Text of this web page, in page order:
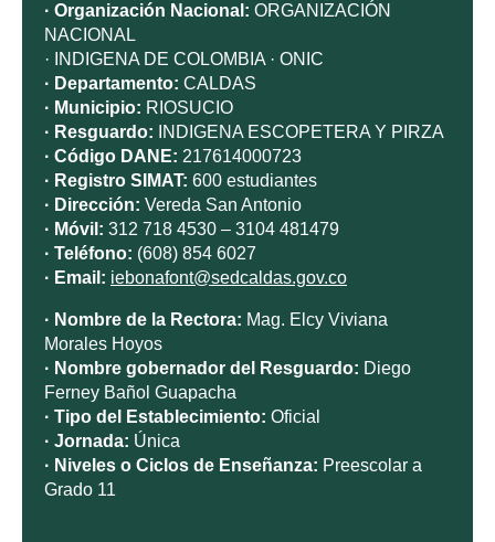
· Organización Nacional: ORGANIZACIÓN
NACIONAL
· INDIGENA DE COLOMBIA · ONIC
· Departamento: CALDAS
· Municipio: RIOSUCIO
· Resguardo:
INDIGENA ESCOPETERA Y PIRZA
· Código DANE: 217614000723
· Registro SIMAT: 600 estudiantes
· Dirección: Vereda San Antonio
· Móvil: 312 718 4530 – 3104 481479
· Teléfono: (608) 854 6027
· Email: iebonafont@sedcaldas.gov.co
· Nombre de la Rectora: Mag. Elcy Viviana
Morales Hoyos
· Nombre gobernador del Resguardo: Diego
Ferney Bañol Guapacha
· Tipo del Establecimiento: Oficial
· Jornada: Única
· Niveles o Ciclos de Enseñanza: Preescolar a
Grado 11